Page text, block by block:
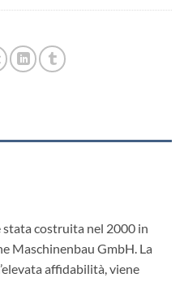
stata costruita nel 2000 in
Maschinenbau GmbH. La
affidabilità, viene